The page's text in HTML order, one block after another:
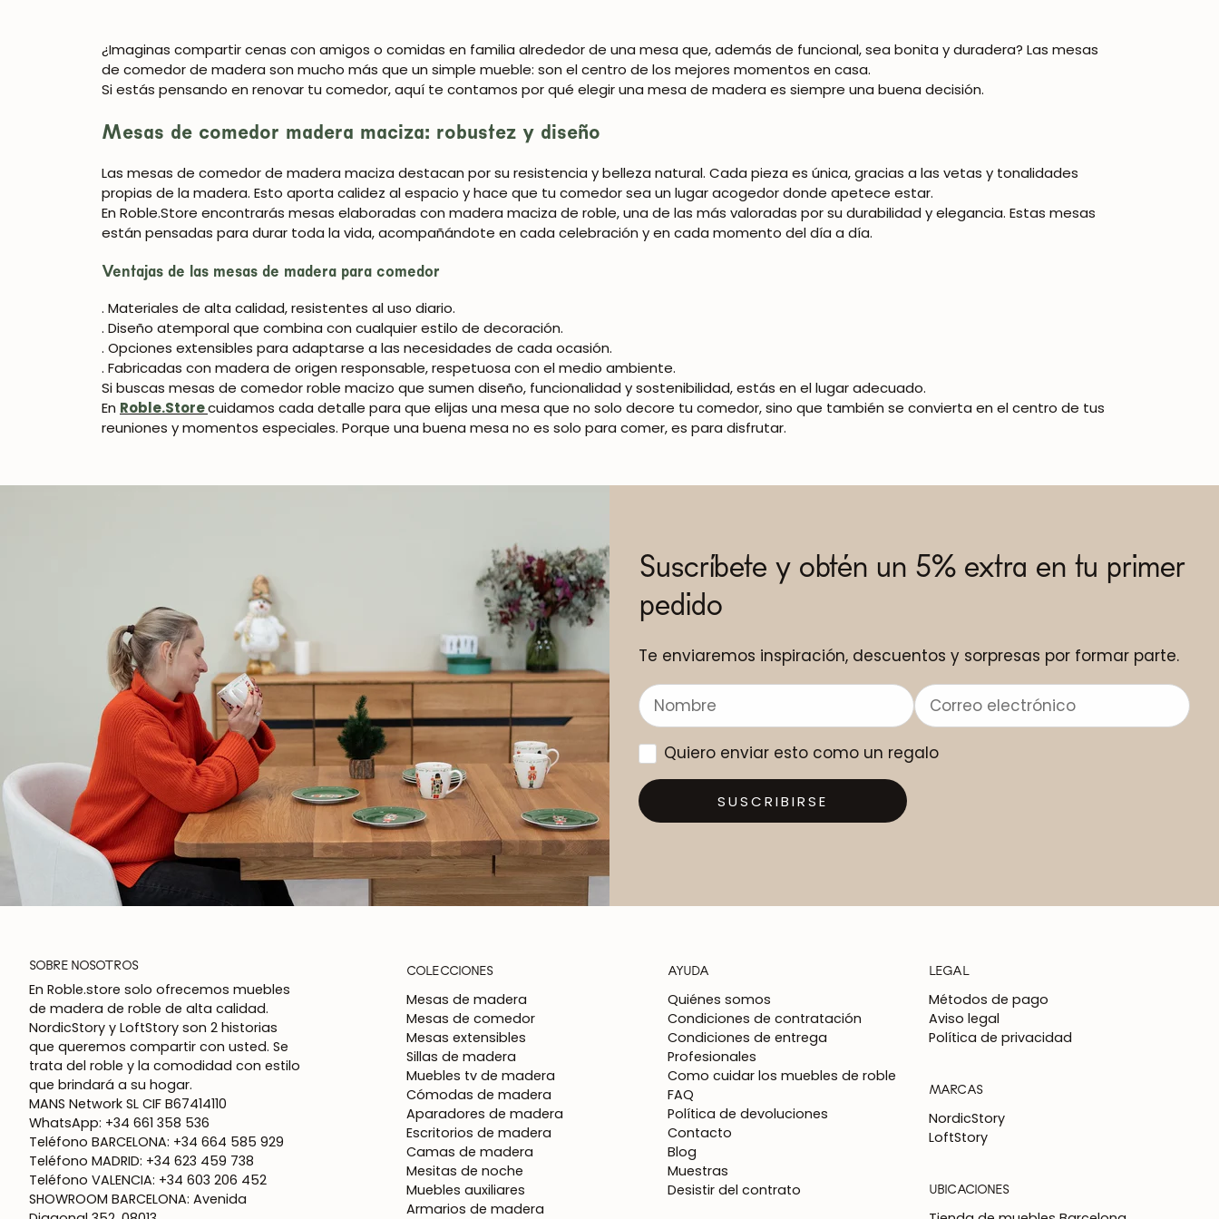
Mauritz NordicStory
Milan NordicStory
Regal NordicStory
Runa NordicStory
¿Imaginas compartir cenas con amigos o comidas en familia alrededor de una mesa que, además de funcional, sea bonita y duradera? Las mesas
de comedor de madera son mucho más que un simple mueble: son el centro de los mejores momentos en casa.
Si estás pensando en renovar tu comedor, aquí te contamos por qué elegir una mesa de madera es siempre una buena decisión.
Mesas de comedor madera maciza: robustez y diseño
Las mesas de comedor de madera maciza destacan por su resistencia y belleza natural. Cada pieza es única, gracias a las vetas y tonalidades
propias de la madera. Esto aporta calidez al espacio y hace que tu comedor sea un lugar acogedor donde apetece estar.
En Roble.Store encontrarás mesas elaboradas con madera maciza de roble, una de las más valoradas por su durabilidad y elegancia. Estas mesas
están pensadas para durar toda la vida, acompañándote en cada celebración y en cada momento del día a día.
Ventajas de las mesas de madera para comedor
. Materiales de alta calidad, resistentes al uso diario.
. Diseño atemporal que combina con cualquier estilo de decoración.
. Opciones extensibles para adaptarse a las necesidades de cada ocasión.
. Fabricadas con madera de origen responsable, respetuosa con el medio ambiente.
Si buscas mesas de comedor roble macizo que sumen diseño, funcionalidad y sostenibilidad, estás en el lugar adecuado.
En Roble.Storecuidamos cada detalle para que elijas una mesa que no solo decore tu comedor, sino que también se convierta en el centro de tus
reuniones y momentos especiales. Porque una buena mesa no es solo para comer, es para disfrutar.
Suscríbete y obtén un 5% extra en tu primer
pedido
Te enviaremos inspiración, descuentos y sorpresas por formar parte.
Quiero enviar esto como un regalo
SUSCRIBIRSE
SOBRE NOSOTROS
En Roble.store solo ofrecemos muebles
de madera de roble de alta calidad.
NordicStory y LoftStory son 2 historias
que queremos compartir con usted. Se
trata del roble y la comodidad con estilo
que brindará a su hogar.
MANS Network SL CIF B67414110
WhatsApp: +34 661 358 536
Teléfono BARCELONA: +34 664 585 929
Teléfono MADRID: +34 623 459 738
Teléfono VALENCIA: +34 603 206 452
SHOWROOM BARCELONA: Avenida
COLECCIONES
Mesas de madera
Mesas de comedor
Mesas extensibles
Sillas de madera
Muebles tv de madera
Cómodas de madera
Aparadores de madera
Escritorios de madera
Camas de madera
Mesitas de noche
Muebles auxiliares
Armarios de madera
AYUDA
Quiénes somos
Condiciones de contratación
Condiciones de entrega
Profesionales
Como cuidar los muebles de roble
FAQ
Política de devoluciones
Contacto
Blog
Muestras
Desistir del contrato
LEGAL
Métodos de pago
Aviso legal
Política de privacidad
MARCAS
NordicStory
LoftStory
UBICACIONES